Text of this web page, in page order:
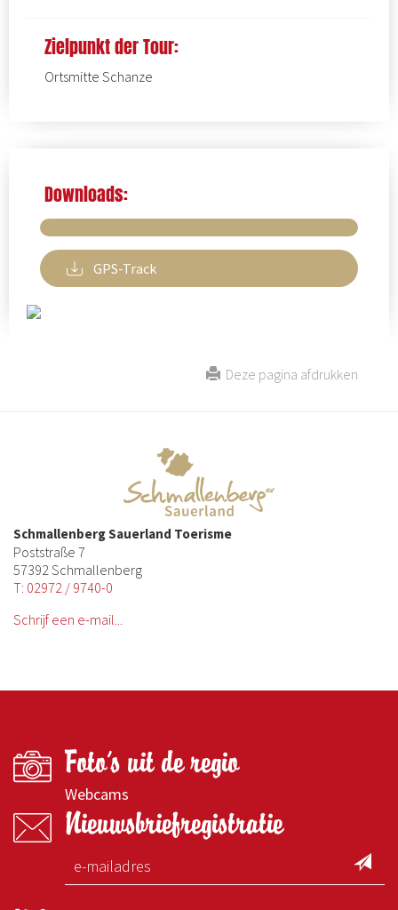
Zielpunkt der Tour:
Ortsmitte Schanze
Downloads:
GPS-Track
Deze pagina afdrukken
Schmallenberg Sauerland Toerisme
Poststraße 7
57392 Schmallenberg
T: 02972 / 9740-0
Schrijf een e-mail...
Foto's uit de regio
Webcams
Nieuwsbriefregistratie